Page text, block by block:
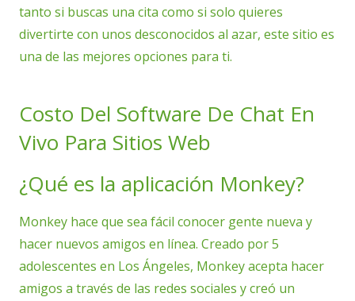
tanto si buscas una cita como si solo quieres
divertirte con unos desconocidos al azar, este sitio es
una de las mejores opciones para ti.
Costo Del Software De Chat En
Vivo Para Sitios Web
¿Qué es la aplicación Monkey?
Monkey hace que sea fácil conocer gente nueva y
hacer nuevos amigos en línea. Creado por 5
adolescentes en Los Ángeles, Monkey acepta hacer
amigos a través de las redes sociales y creó un